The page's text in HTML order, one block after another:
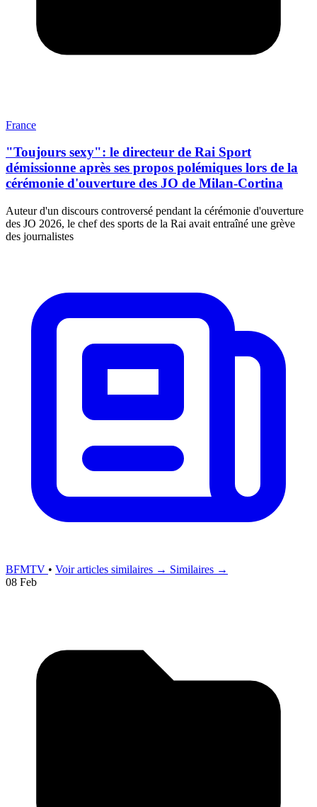
France
"Toujours sexy": le directeur de Rai Sport
démissionne après ses propos polémiques lors de la
cérémonie d'ouverture des JO de Milan-Cortina
Auteur d'un discours controversé pendant la cérémonie d'ouverture
des JO 2026, le chef des sports de la Rai avait entraîné une grève
des journalistes
BFMTV • Voir articles similaires → Similaires →
08 Feb